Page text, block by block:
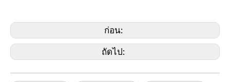
ก่อน:
ถัดไป: